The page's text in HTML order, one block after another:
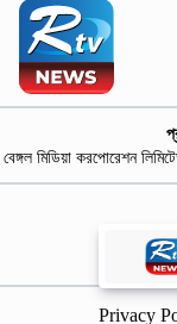
বেঙ্গল মিডিয়া করপোরেশন
Privacy